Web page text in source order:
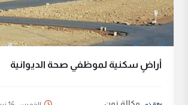
أراضٍ سكنية لموظفي صحة الديوانية